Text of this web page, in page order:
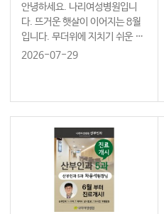
안녕하세요. 나리여성병원입니
다. 뜨거운 햇살이 이어지는 8월
입니다. 무더위에 지치기 쉬운 시
기인 만큼 충분한 휴식과 수분 섭
의 진료일정을 확인하시어 예약
및 진료에 참고해 주시기 바랍니
2026-07-29